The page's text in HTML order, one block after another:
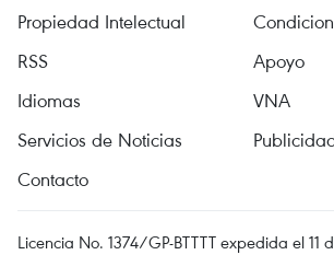
Propiedad Intelectual
RSS
Apoyo
Idiomas
VNA
Servicios de Noticias
Contacto
Licencia No. 1374/GP-BTTTT expedida el 11